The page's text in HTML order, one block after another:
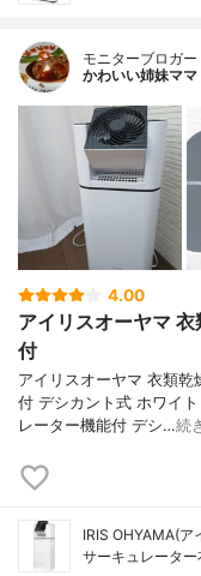
モニターブロガー
かわいい姉妹ママ
4.00
アイリスオーヤマ
付
アイリスオーヤマ 衣類
付 デシカント式 ホワイ
レーター機能付 デシ…続
IRIS OHYAMA(ア
サーキュレータ